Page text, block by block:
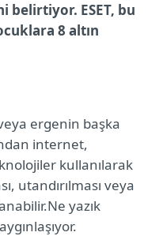
ESET, bu
8 altın
ergenin başka
internet,
kullanılarak
utandırılması veya
Ne yazık